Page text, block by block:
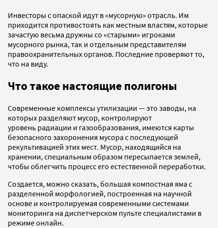
Инвесторы с опаской идут в «мусорную» отрасль. Им
приходится противостоять как местным властям, которые
зачастую весьма дружны со «старыми» игроками
мусорного рынка, так и отдельным представителям
правоохранительных органов. Последние проверяют то,
что на виду.
Что такое настоящие полигоны
Современные комплексы утилизации — это заводы, на
которых разделяют мусор, контролируют
уровень радиации и газообразования, имеются карты
безопасного захоронения мусора с последующей
рекультивацией этих мест. Мусор, находящийся на
хранении, специальным образом пересыпается землей,
чтобы облегчить процесс его естественной переработки.
Создается, можно сказать, большая компостная яма с
разделенной морфологией, построенная на научной
основе и контролируемая современными системами
мониторинга на диспетчерском пульте специалистами в
режиме онлайн.